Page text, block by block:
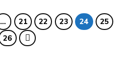
… 21 22 23 24
25
26